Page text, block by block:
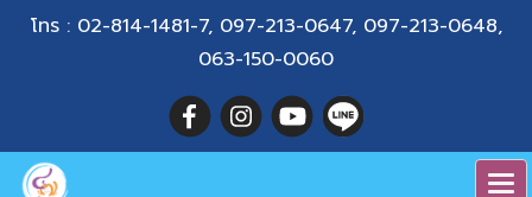
โทร : 02-814-1481-7, 097-213-0647, 097-213-0648,
063-150-0060